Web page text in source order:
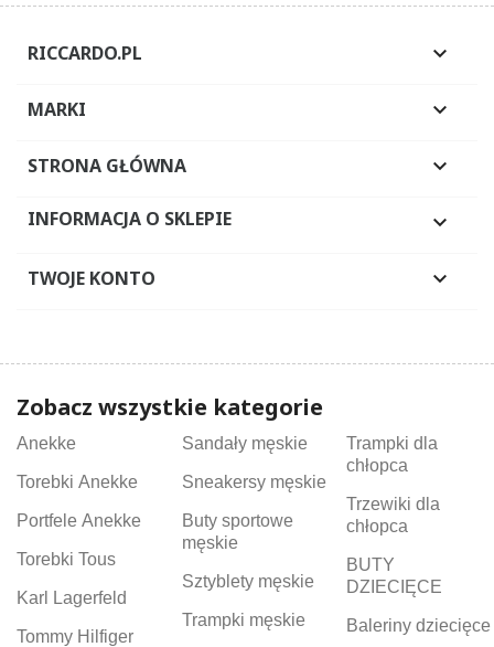
RICCARDO.PL 
MARKI 
STRONA GŁÓWNA 
INFORMACJA O SKLEPIE 
TWOJE KONTO 
Zobacz wszystkie kategorie
Anekke
Torebki Anekke
Portfele Anekke
Torebki Tous
Karl Lagerfeld
Tommy Hilfiger
Sandały męskie
Sneakersy męskie
Buty sportowe
męskie
Sztyblety męskie
Trampki męskie
Trampki dla
chłopca
Trzewiki dla
chłopca
BUTY
DZIECIĘCE
Baleriny dziecięce